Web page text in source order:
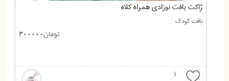
ژاکت بافت نوزادی همراه کلاه
بافت کودک
تومان300000
1